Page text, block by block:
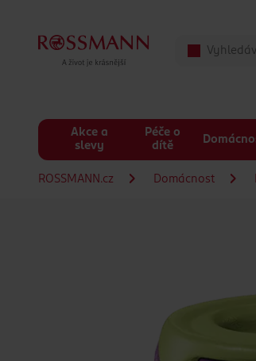
Akce a
slevy
Péče o
dítě
ROSSMANN.cz Domácnost